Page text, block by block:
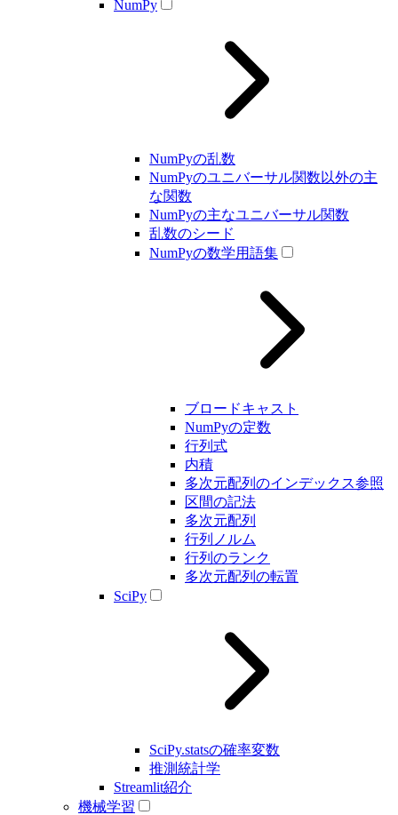
NumPy
NumPyの乱数
NumPyのユニバーサル関数以外の主
な関数
NumPyの主なユニバーサル関数
乱数のシード
NumPyの数学用語集
ブロードキャスト
NumPyの定数
行列式
内積
多次元配列のインデックス参照
区間の記法
多次元配列
行列ノルム
行列のランク
多次元配列の転置
SciPy
SciPy.statsの確率変数
推測統計学
Streamlit紹介
機械学習